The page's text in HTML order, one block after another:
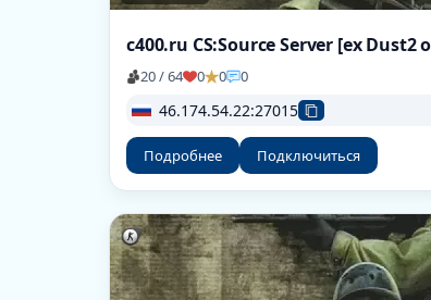
20 / 64 0 0 0
46.174.54.22:27015
Подробнее Подключиться